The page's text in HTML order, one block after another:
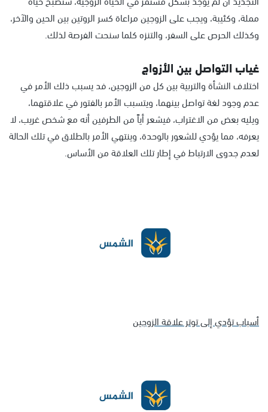
مملة، وكئيبة، ويجب على الزوجين مراعاة كسر الروتين بين الحين والآخر،
وكذلك الحرص على السفر، والتنزه كلما سنحت الفرصة لذلك.
غياب التواصل بين الأزواج
اختلاف النشأة والتربية بين كل من الزوجين، فد يسبب ذلك الأمر في
عدم وجود لغة تواصل بينهما، ويتسبب الأمر بالفتور في علاقتهما،
ويليه بعض من الاغتراب، فيشعر أياً من الطرفين أنه مع شخص غريب، لا
يعرفه، مما يؤدي للشعور بالوحدة، وينتهي الأمر بالطلاق في تلك الحالة
لعدم جدوى الارتباط في إطار تلك العلاقة من الأساس.
أسباب تؤدي إلى توتر علاقة الزوجين